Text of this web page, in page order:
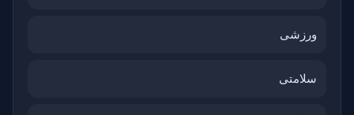
ورزشی
سلامتی